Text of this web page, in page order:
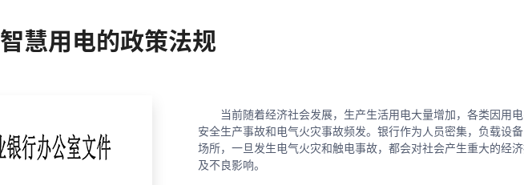
智慧用电的政策法规
当前随着经济社会发展，生产生活用电大量增加，各类因用
安全生产事故和电气火灾事故频发。银行作为人员密集，负载设
场所，一旦发生电气火灾和触电事故，都会对社会产生重大的经
及不良影响。